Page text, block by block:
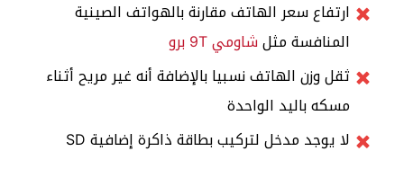
ارتفاع سعر الهاتف مقارنة بالهواتف الصينية
المنافسة مثلشاومي 9T برو
ثقل وزن الهاتف نسبيا بالإضافة أنه غير مريح أثناء
مسكه باليد الواحدة
لا يوجد مدخل لتركيب بطاقة ذاكرة إضافية SD